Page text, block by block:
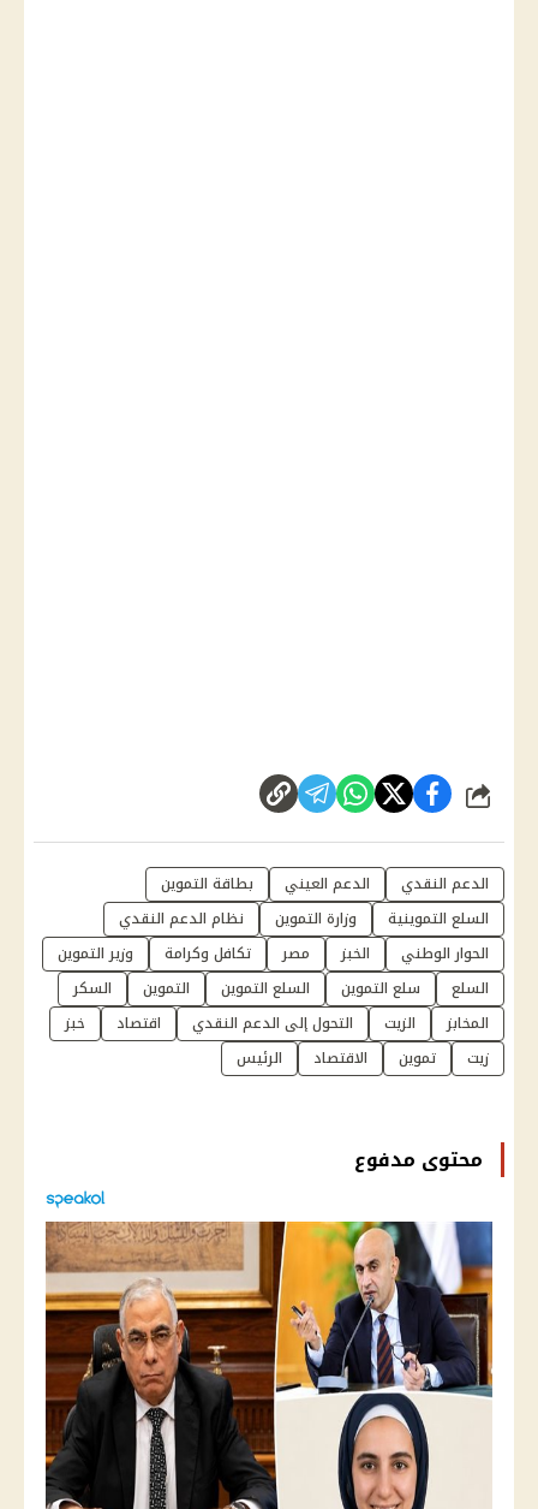
شارك
الدعم النقدي الدعم العيني
بطاقة التموين
السلع التموينية
وزارة التموين
نظام الدعم النقدي
الحوار الوطني
الخبز مصر تكافل وكرامة
وزير التموين
السلع
سلع التموين السلع التموين التموين
السكر
المخابز
الزيت التحول إلى الدعم النقدي اقتصاد
خبز
زيت
تموين الاقتصاد الرئيس
محتوى مدفوع